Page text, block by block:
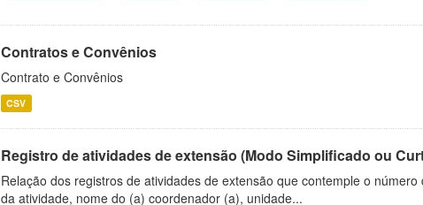
Contratos e Convênios
Contrato e Convênios
CSV
Registro de atividades de extensão (Modo Simplificado ou
Relação dos registros de atividades de extensão que contemple o
da atividade, nome do (a) coordenador (a), unidade...